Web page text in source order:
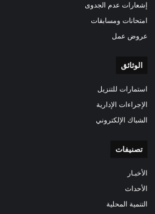
إشعارات عدم الجدوى
امتحانات ومسابقات
عروض عمل
الوثائق
استمارات للتنزيل
الإجراءات الإدارية
الشباك الإلكتروني
تصنيفات
الأخبـار
الأحداث
التنمية المحلية